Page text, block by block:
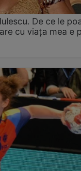
De ce le
cu viața mea e